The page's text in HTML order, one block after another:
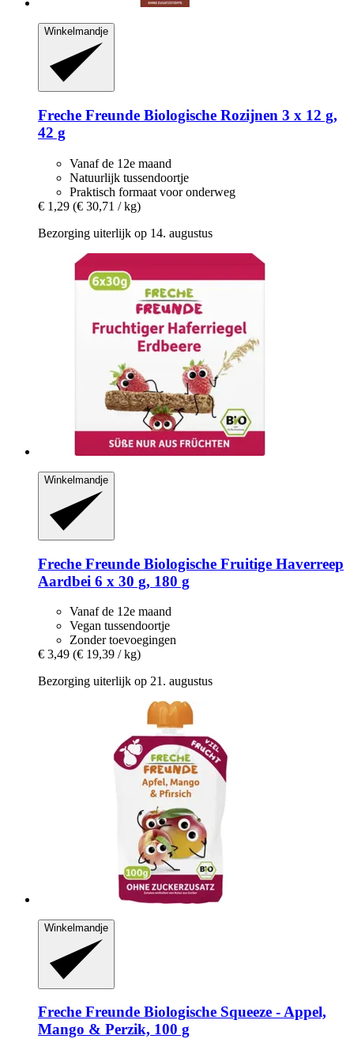
Winkelmandje
Freche Freunde Biologische Rozijnen 3 x 12 g,
42 g
Vanaf de 12e maand
Natuurlijk tussendoortje
Praktisch formaat voor onderweg
€ 1,29 (€ 30,71 / kg)
Bezorging uiterlijk op 14. augustus
Winkelmandje
Freche Freunde Biologische Fruitige Haverreep
Aardbei 6 x 30 g, 180 g
Vanaf de 12e maand
Vegan tussendoortje
Zonder toevoegingen
€ 3,49 (€ 19,39 / kg)
Bezorging uiterlijk op 21. augustus
Winkelmandje
Freche Freunde Biologische Squeeze -​ Appel,
Mango & Perzik, 100 g